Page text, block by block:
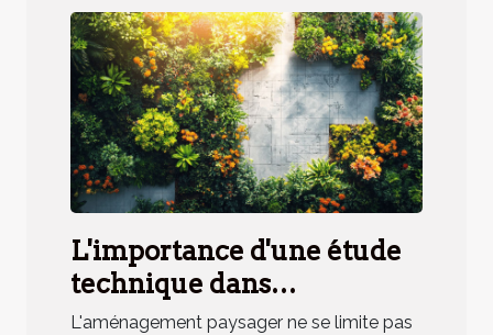
L'importance d'une étude
technique dans
l'aménagement paysager
L'aménagement paysager ne se limite pas